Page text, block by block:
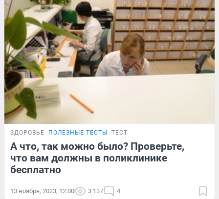
ЗДОРОВЬЕ ПОЛЕЗНЫЕ ТЕСТЫ ТЕСТ
А что, так можно было? Проверьте,
что вам должны в поликлинике
бесплатно
13 ноября, 2023, 12:00 3 137 4